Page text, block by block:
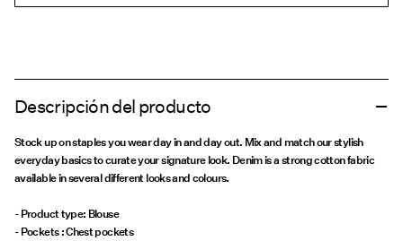
Descripción del producto
Stock up on staples you wear day in and day out. Mix and match our stylish
everyday basics to curate your signature look. Denim is a strong cotton fabric
available in several different looks and colours.
- Product type: Blouse
- Pockets : Chest pockets